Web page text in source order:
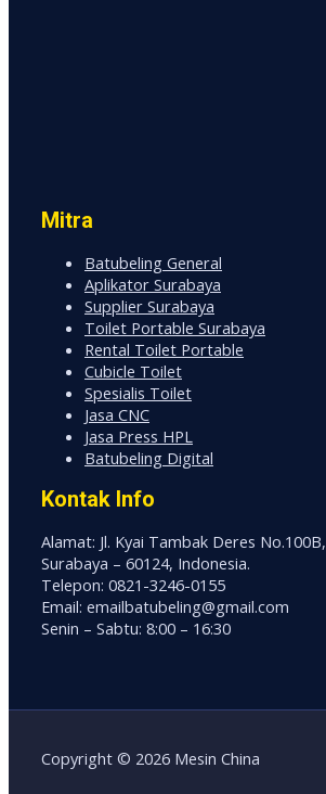
Mitra
Batubeling General
Aplikator Surabaya
Supplier Surabaya
Toilet Portable Surabaya
Rental Toilet Portable
Cubicle Toilet
Spesialis Toilet
Jasa CNC
Jasa Press HPL
Batubeling Digital
Kontak Info
Alamat: Jl. Kyai Tambak Deres No.100B,
Surabaya – 60124, Indonesia.
Telepon: 0821-3246-0155
Email: emailbatubeling@gmail.com
Senin – Sabtu: 8:00 – 16:30
Copyright © 2026 Mesin China